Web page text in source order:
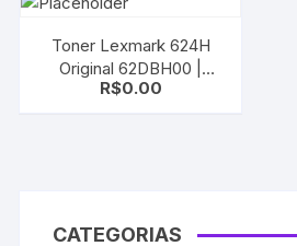
Toner Lexmark 624H
Original 62DBH00 |
MX710 MX711 MX810
R$0.00
CATEGORIAS